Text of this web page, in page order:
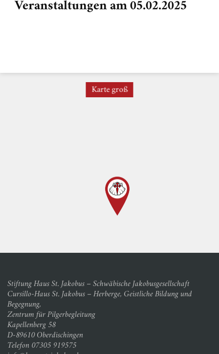
Veranstaltungen am 05.02.2025
Karte groß
Stiftung Haus St. Jakobus – Schwäbische Jakobusgesellschaft
Cursillo-Haus St. Jakobus – Herberge, Geistliche Bildung und
Begegnung,
Zentrum für Pilgerbegleitung
Kapellenberg 58
D-89610 Oberdischingen
Telefon 07305 919575